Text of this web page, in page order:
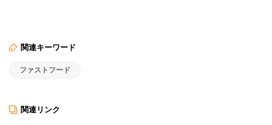
関連キーワード
ファストフード
関連リンク